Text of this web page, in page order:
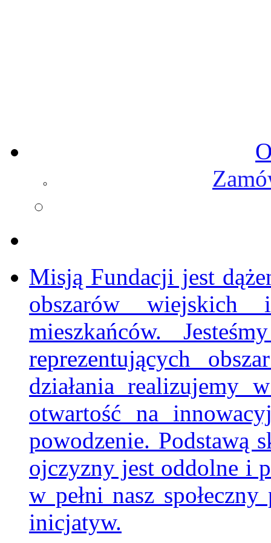
Misją Fundacji jest
obszarów wiejskich
mieszkańców.
reprezentujących
działania realizujemy
otwartość na
powodzenie. Podstawą
ojczyzny jest oddolne i
w pełni nasz
inicjatyw.